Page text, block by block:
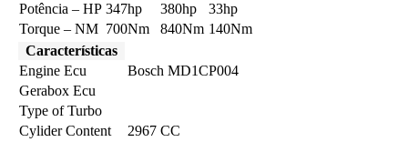
Potência – HP 347hp 380hp
33hp
Torque – NM 700Nm 840Nm 140Nm
Características
Engine Ecu
Bosch MD1CP004
Gerabox Ecu
Type of Turbo
Cylider Content
2967 CC